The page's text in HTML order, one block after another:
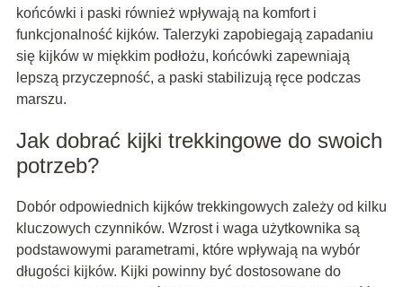
końcówki i paski również wpływają na komfort i
funkcjonalność kijków. Talerzyki zapobiegają zapadaniu
się kijków w miękkim podłożu, końcówki zapewniają
lepszą przyczepność, a paski stabilizują ręce podczas
marszu.
Jak dobrać kijki trekkingowe do swoich
potrzeb?
Dobór odpowiednich kijków trekkingowych zależy od kilku
kluczowych czynników. Wzrost i waga użytkownika są
podstawowymi parametrami, które wpływają na wybór
długości kijków. Kijki powinny być dostosowane do